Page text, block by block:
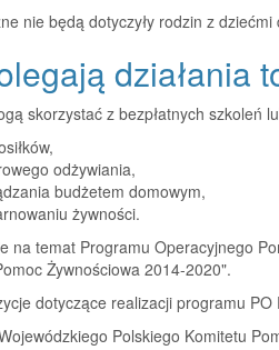
nie będą dotyczyły rodzin z
działania
skorzystać z bezpłatnych szkoleń
odżywiania,
budżetem domowym,
żywności.
na temat Programu Operacyjnego
Żywnościowa 2014-2020".
dotyczące realizacji programu PO
Polskiego Komitetu